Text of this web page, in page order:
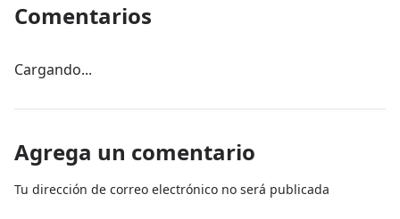
Comentarios
Cargando...
Agrega un comentario
Tu dirección de correo electrónico no será publicada